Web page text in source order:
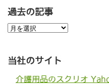
過去の記事
過
去
事
当社のサイト
介護用品のスクリオ